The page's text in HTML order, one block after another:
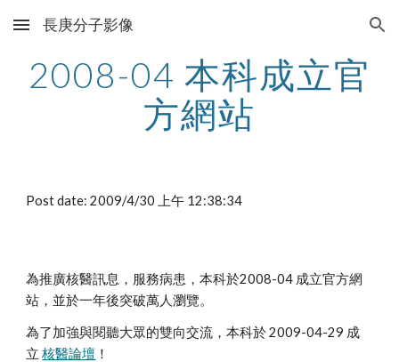
Skip to main content Skip to navigation
長庚分子影像
2008-04 本科成立官
方網站
Post date: 2009/4/30 上午 12:38:34
為推廣核醫訊息，服務病患，本科於2008-04 成立官方網
站，並於一年後突破萬人瀏覽。
為了加強與閱聽大眾的雙向交流，本科於 2009-04-29 成
立 核醫論壇 ！